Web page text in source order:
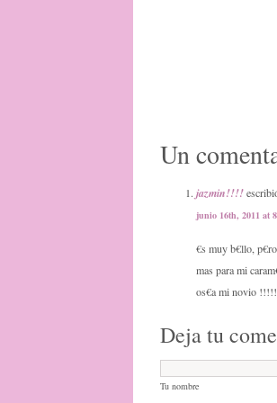
Un
jazmin!!!!
junio 16th, 2011 at
€s muy b€llo,
mas para mi
os€a mi novio !!!!!
Deja tu
Tu nombre